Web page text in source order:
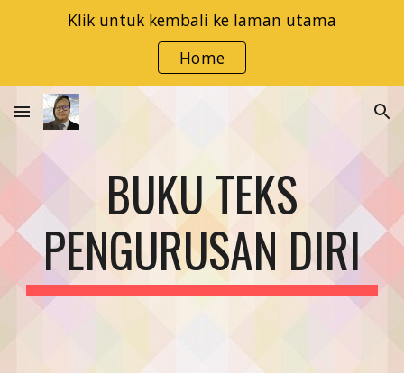
Klik untuk kembali ke laman utama
Home
BUKU TEKS
PENGURUSAN DIRI